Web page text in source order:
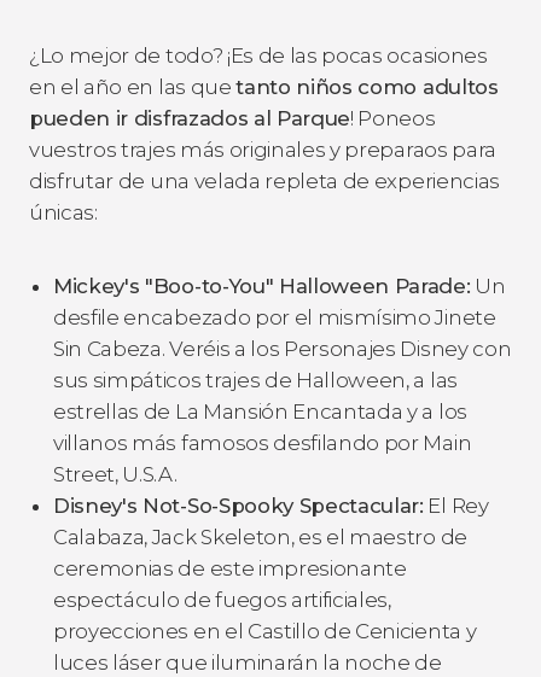
¿Lo mejor de todo? ¡Es de las pocas ocasiones
en el año en las quetanto niños como adultos
pueden ir disfrazados al Parque! Poneos
vuestros trajes más originales y preparaos para
disfrutar de una velada repleta de experiencias
únicas:
Mickey's "Boo-to-You" Halloween Parade: Un
desfile encabezado por el mismísimo Jinete
Sin Cabeza. Veréis a los Personajes Disney con
sus simpáticos trajes de Halloween, a las
estrellas de La Mansión Encantada y a los
villanos más famosos desfilando por Main
Street, U.S.A.
Disney's Not-So-Spooky Spectacular: El Rey
Calabaza, Jack Skeleton, es el maestro de
ceremonias de este impresionante
espectáculo de fuegos artificiales,
proyecciones en el Castillo de Cenicienta y
luces láser que iluminarán la noche de